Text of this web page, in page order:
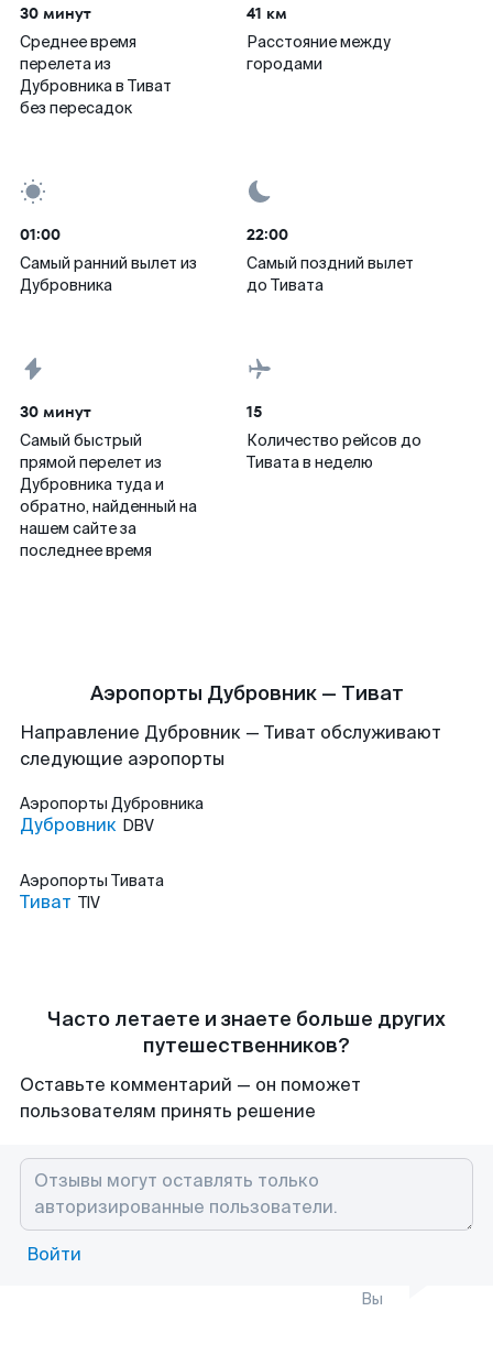
30 минут
Среднее время
перелета из
Дубровника в Тиват
без пересадок
41 км
Расстояние между
городами
01:00
Самый ранний вылет из
Дубровника
22:00
Самый поздний вылет
до Тивата
30 минут
Самый быстрый
прямой перелет из
Дубровника туда и
обратно, найденный на
нашем сайте за
последнее время
15
Количество рейсов до
Тивата в неделю
Аэропорты Дубровник — Тиват
Направление Дубровник — Тиват обслуживают
следующие аэропорты
Аэропорты Дубровника
Дубровник DBV
Аэропорты Тивата
Тиват TIV
Часто летаете и знаете больше других
путешественников?
Оставьте комментарий — он поможет
пользователям принять решение
Войти
Вы